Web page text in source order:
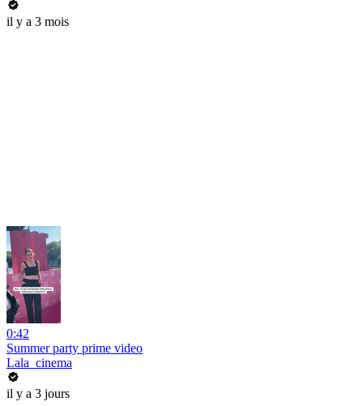
il y a 3 mois
0:42
Summer party prime video
Lala_cinema
il y a 3 jours